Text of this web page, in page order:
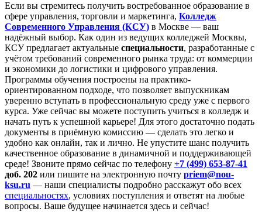
Если вы стремитесь получить востребованное образование в
сфере управления, торговли и маркетинга, Колледж
Современного Управления (КСУ) в Москве — ваш
надёжный выбор. Как один из ведущих колледжей Москвы,
КСУ предлагает актуальные специальности, разработанные с
учётом требований современного рынка труда: от коммерции
и экономики до логистики и цифрового управления.
Программы обучения построены на практико-
ориентированном подходе, что позволяет выпускникам
уверенно вступать в профессиональную среду уже с первого
курса. Уже сейчас вы можете поступить учиться в колледж и
начать путь к успешной карьере! Для этого достаточно подать
документы в приёмную комиссию — сделать это легко и
удобно как онлайн, так и лично. Не упустите шанс получить
качественное образование в динамичной и поддерживающей
среде! Звоните прямо сейчас по телефону +7 (499) 653-87-41
доб. 202 или пишите на электронную почту priem@nou-
ksu.ru — наши специалисты подробно расскажут обо всех
специальностях, условиях поступления и ответят на любые
вопросы. Ваше будущее начинается здесь и сейчас!